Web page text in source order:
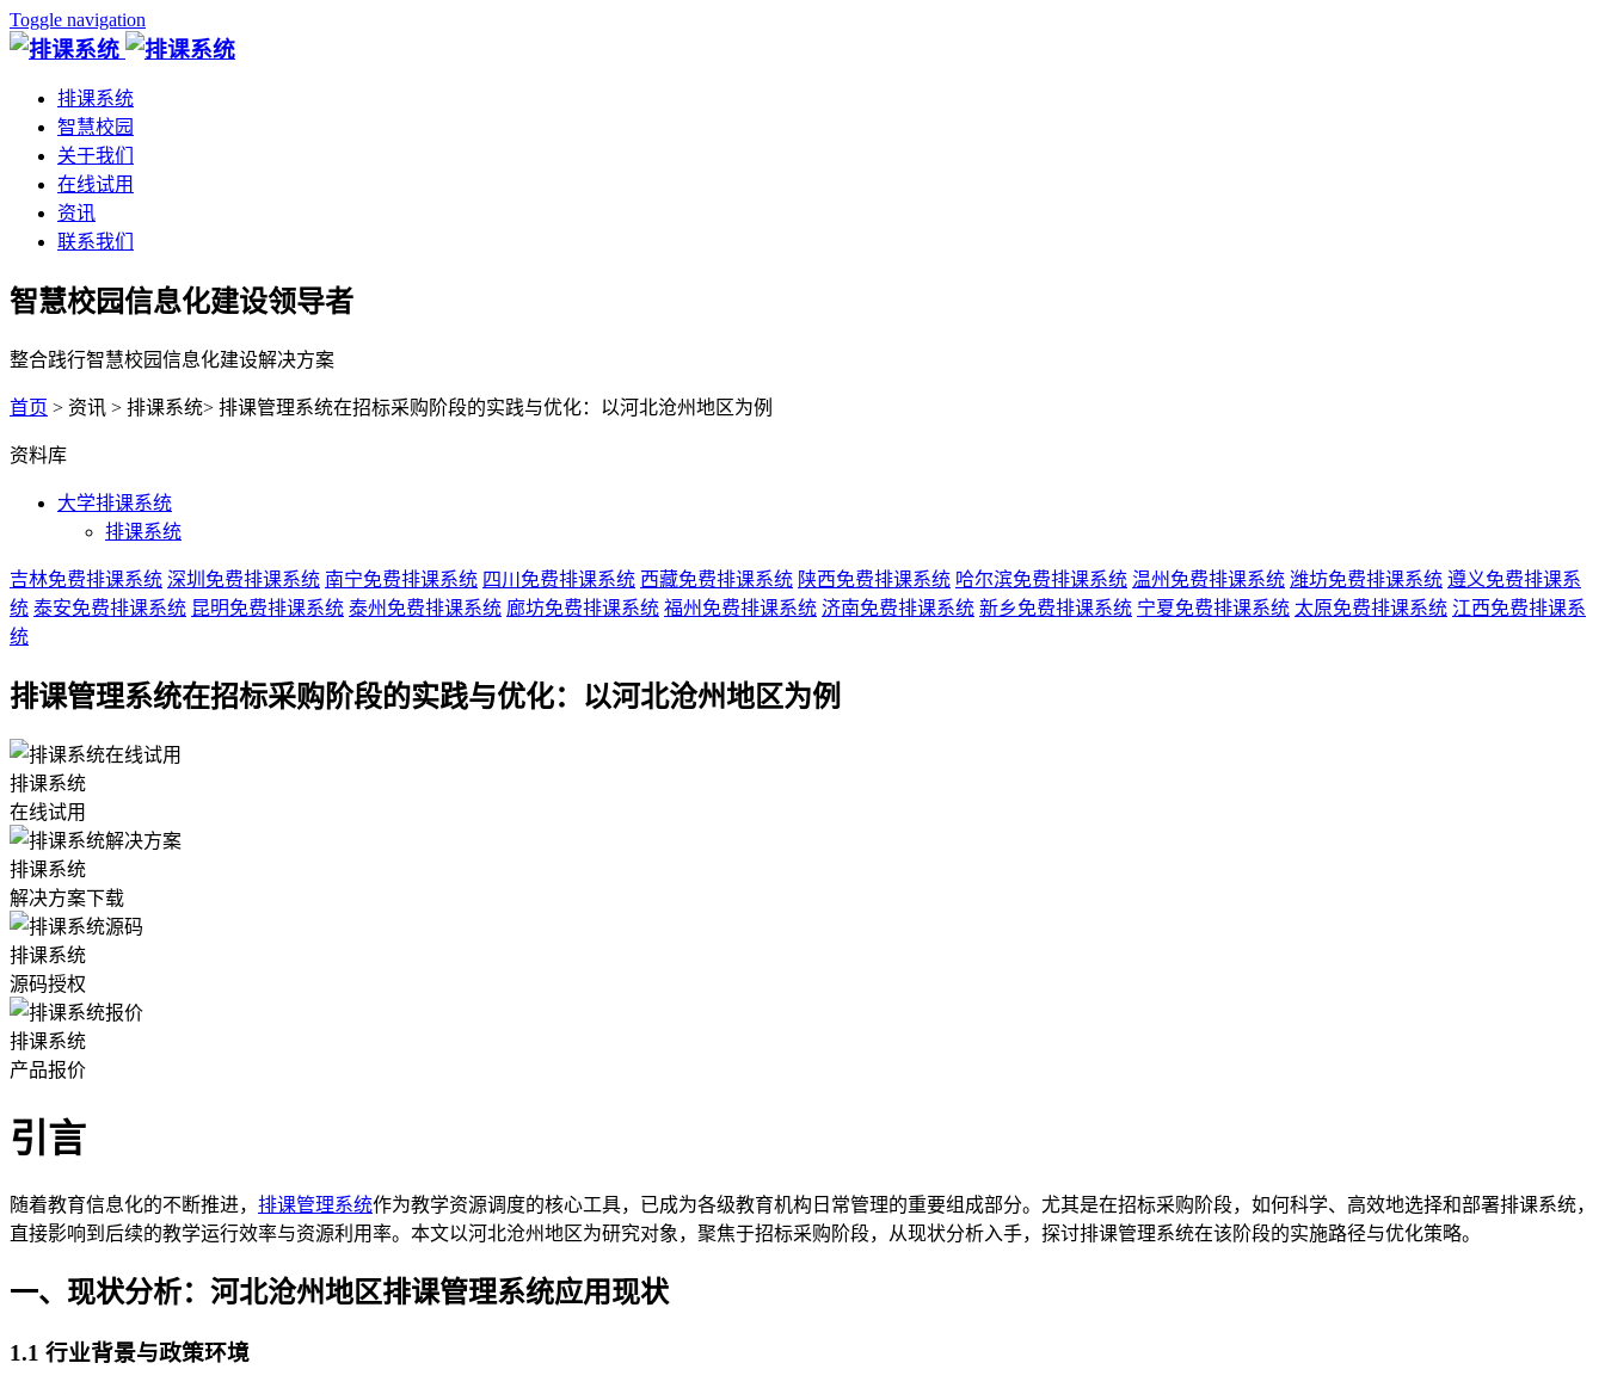
Toggle navigation
排课系统
智慧校园
关于我们
在线试用
资讯
联系我们
智慧校园信息化建设领导者
整合践行智慧校园信息化建设解决方案
首页 > 资讯 > 排课系统> 排课管理系统在招标采购阶段的实践与优化：以河北沧州地区为例
资料库
大学排课系统
排课系统
吉林免费排课系统 深圳免费排课系统 南宁免费排课系统 四川免费排课系统 西藏免费排课系统 陕西免费排课系统 哈尔滨免费排课系统 温州免费排课系统 潍坊免费排课系统 遵义免费排课系
统 泰安免费排课系统 昆明免费排课系统 泰州免费排课系统 廊坊免费排课系统 福州免费排课系统 济南免费排课系统 新乡免费排课系统 宁夏免费排课系统 太原免费排课系统 江西免费排课系
统
排课管理系统在招标采购阶段的实践与优化：以河北沧州地区为例
排课系统
在线试用
排课系统
解决方案下载
排课系统
源码授权
排课系统
产品报价
引言
随着教育信息化的不断推进， 排课管理系统作为教学资源调度的核心工具，已成为各级教育机构日常管理的重要组成部分。尤其是在招标采购阶段，如何科学、高效地选择和部署排课系统，
直接影响到后续的教学运行效率与资源利用率。本文以河北沧州地区为研究对象，聚焦于招标采购阶段，从现状分析入手，探讨排课管理系统在该阶段的实施路径与优化策略。
一、现状分析：河北沧州地区排课管理系统应用现状
1.1 行业背景与政策环境